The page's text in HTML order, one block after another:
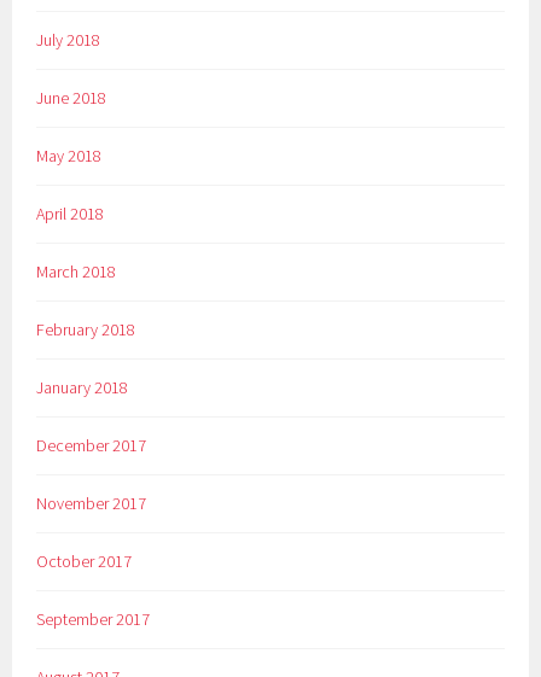
July 2018
June 2018
May 2018
April 2018
March 2018
February 2018
January 2018
December 2017
November 2017
October 2017
September 2017